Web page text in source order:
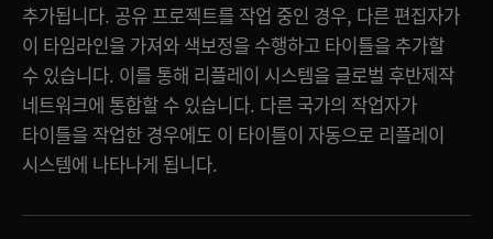
추가됩니다. 공유 프로젝트를 작업 중인 경우, 다른 편집자가
이 타임라인을 가져와 색보정을 수행하고 타이틀을 추가할
수 있습니다. 이를 통해 리플레이 시스템을 글로벌 후반제작
네트워크에 통합할 수 있습니다. 다른 국가의 작업자가
타이틀을 작업한 경우에도 이 타이틀이 자동으로 리플레이
시스템에 나타나게 됩니다.